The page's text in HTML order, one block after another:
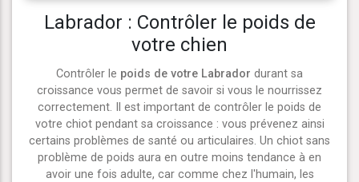
Labrador : Contrôler le poids de
votre chien
Contrôler le poids de votre Labrador durant sa
croissance vous permet de savoir si vous le nourrissez
correctement. Il est important de contrôler le poids de
votre chiot pendant sa croissance : vous prévenez ainsi
certains problèmes de santé ou articulaires. Un chiot sans
problème de poids aura en outre moins tendance à en
avoir une fois adulte, car comme chez l'humain, les